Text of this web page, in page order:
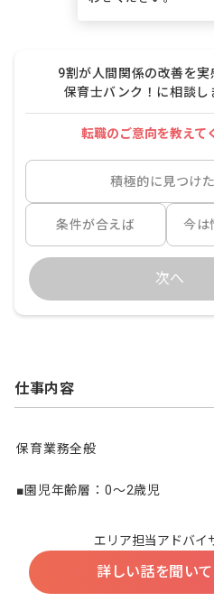
9割が人間関係の改善を実
保育士バンク！に相談し
転職のご意向を教えて
積極的に見つけ
条件が合えば 今は
次へ
仕事内容
保育業務全般
■園児年齢層：0～2歳児
エリア担当アドバイ
詳しい話を聞い